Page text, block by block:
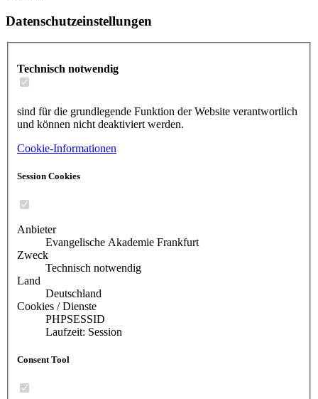
Datenschutzeinstellungen
Technisch notwendig
sind für die grundlegende Funktion der Website verantwortlich
und können nicht deaktiviert werden.
Cookie-Informationen
Session Cookies
Anbieter
Evangelische Akademie Frankfurt
Zweck
Technisch notwendig
Land
Deutschland
Cookies / Dienste
PHPSESSID
Laufzeit: Session
Consent Tool